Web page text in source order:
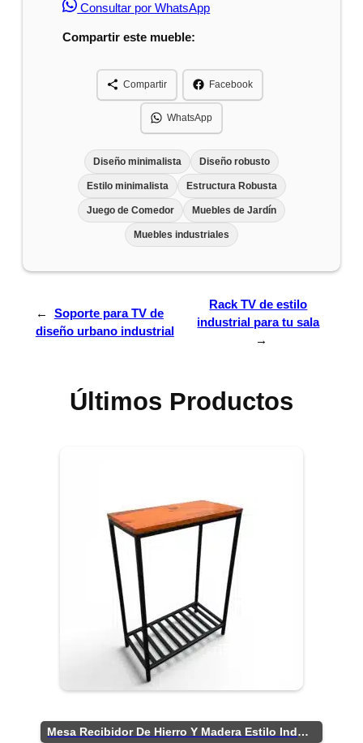
Consultar por WhatsApp
Compartir este mueble:
Compartir Facebook
WhatsApp
Diseño minimalista Diseño robusto
Estilo minimalista Estructura Robusta
Juego de Comedor Muebles de Jardín
Muebles industriales
←
Soporte para TV de
diseño urbano industrial
Rack TV de estilo
industrial para tu sala
→
Últimos Productos
Mesa Recibidor De Hierro Y Madera Estilo Industrial